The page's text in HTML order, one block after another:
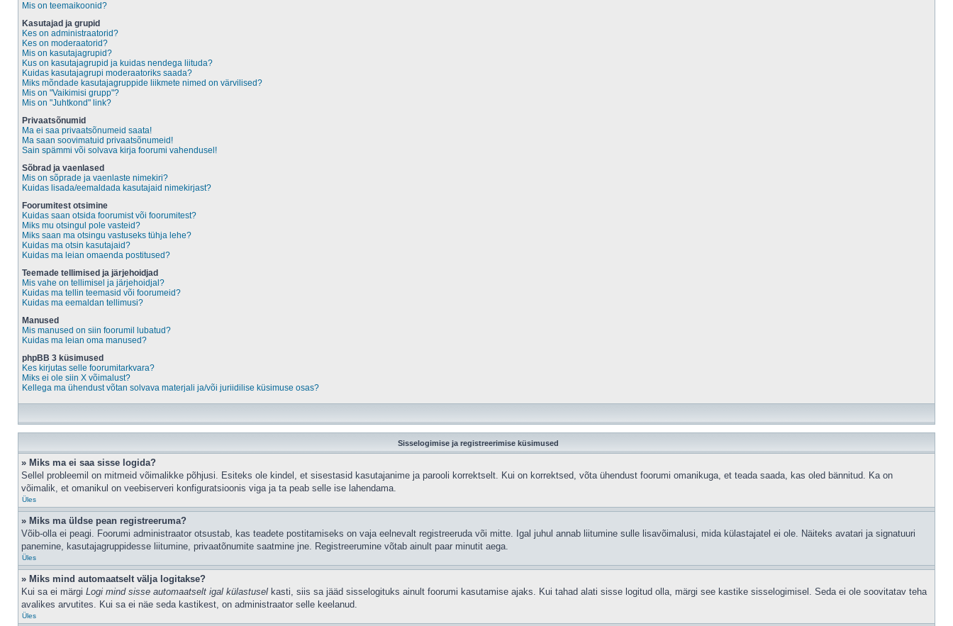
Mis on teemaikoonid?
Kasutajad ja grupid
Kes on administraatorid?
Kes on moderaatorid?
Mis on kasutajagrupid?
Kus on kasutajagrupid ja kuidas nendega liituda?
Kuidas kasutajagrupi moderaatoriks saada?
Miks mõndade kasutajagruppide liikmete nimed on värvilised?
Mis on "Vaikimisi grupp"?
Mis on "Juhtkond" link?
Privaatsõnumid
Ma ei saa privaatsõnumeid saata!
Ma saan soovimatuid privaatsõnumeid!
Sain spämmi või solvava kirja foorumi vahendusel!
Sõbrad ja vaenlased
Mis on sõprade ja vaenlaste nimekiri?
Kuidas lisada/eemaldada kasutajaid nimekirjast?
Foorumitest otsimine
Kuidas saan otsida foorumist või foorumitest?
Miks mu otsingul pole vasteid?
Miks saan ma otsingu vastuseks tühja lehe?
Kuidas ma otsin kasutajaid?
Kuidas ma leian omaenda postitused?
Teemade tellimised ja järjehoidjad
Mis vahe on tellimisel ja järjehoidjal?
Kuidas ma tellin teemasid või foorumeid?
Kuidas ma eemaldan tellimusi?
Manused
Mis manused on siin foorumil lubatud?
Kuidas ma leian oma manused?
phpBB 3 küsimused
Kes kirjutas selle foorumitarkvara?
Miks ei ole siin X võimalust?
Kellega ma ühendust võtan solvava materjali ja/või juriidilise küsimuse osas?
Sisselogimise ja registreerimise küsimused
» Miks ma ei saa sisse logida?
Sellel probleemil on mitmeid võimalikke põhjusi. Esiteks ole kindel, et sisestasid kasutajanime ja parooli korrektselt. Kui on korrektsed, võta ühendust foorumi omanikuga, et teada saada, kas oled bännitud. Ka on
võimalik, et omanikul on veebiserveri konfiguratsioonis viga ja ta peab selle ise lahendama.
Üles
» Miks ma üldse pean registreeruma?
Võib-olla ei peagi. Foorumi administraator otsustab, kas teadete postitamiseks on vaja eelnevalt registreeruda või mitte. Igal juhul annab liitumine sulle lisavõimalusi, mida külastajatel ei ole. Näiteks avatari ja signatuuri
panemine, kasutajagruppidesse liitumine, privaatõnumite saatmine jne. Registreerumine võtab ainult paar minutit aega.
Üles
» Miks mind automaatselt välja logitakse?
Kui sa ei märgi Logi mind sisse automaatselt igal külastusel kasti, siis sa jääd sisselogituks ainult foorumi kasutamise ajaks. Kui tahad alati sisse logitud olla, märgi see kastike sisselogimisel. Seda ei ole soovitatav teha
avalikes arvutites. Kui sa ei näe seda kastikest, on administraator selle keelanud.
Üles